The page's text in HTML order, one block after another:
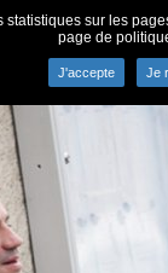
sur les
page de
J'accepte Je
de Pulligny -